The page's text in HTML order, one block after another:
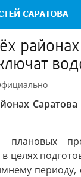
плановых
целях